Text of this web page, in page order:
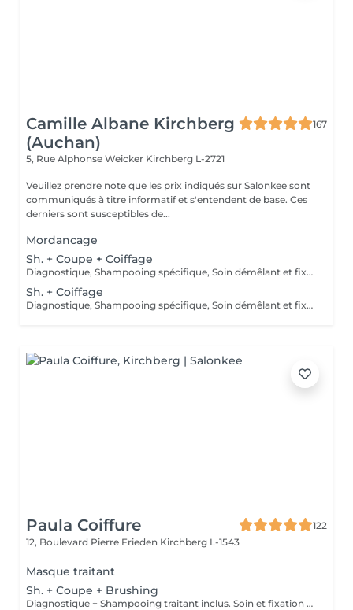
Camille Albane Kirchberg
(Auchan)
167
5, Rue Alphonse Weicker Kirchberg L-2721
Veuillez prendre note que les prix indiqués sur Salonkee sont
communiqués à titre informatif et s'entendent de base. Ces
derniers sont susceptibles de...
Mordancage
Sh. + Coupe + Coiffage
Diagnostique, Shampooing spécifique, Soin démêlant et fixation inclus. Veuillez prendre note que les prix indiqués sur Salonkee sont communiqués à titre informatif et s'entendent de base. Ces derniers sont susceptibles de varier selon le diagnostic réalisé à votre arrivée au salon et l'expertise du professionnel à qui vous confiez votre beauté. Dans tous les cas, un devis précis vous sera proposé et toutes réalisations de prestations seront effectuées avec votre accord.
Sh. + Coiffage
Diagnostique, Shampooing spécifique, Soin démêlant et fixation inclus. Veuillez prendre note que les prix indiqués sur Salonkee sont communiqués à titre informatif et s'entendent de base. Ces derniers sont susceptibles de varier selon le diagnostic réalisé à votre arrivée au salon et l'expertise du professionnel à qui vous confiez votre beauté. Dans tous les cas, un devis précis vous sera proposé et toutes réalisations de prestations seront effectuées avec votre accord.
Paula Coiffure
122
12, Boulevard Pierre Frieden Kirchberg L-1543
Masque traitant
Sh. + Coupe + Brushing
Diagnostique + Shampooing traitant inclus. Soin et fixation en supplément. Les prix peuvent varier selon la longueur et l'épaisseur des cheveux.